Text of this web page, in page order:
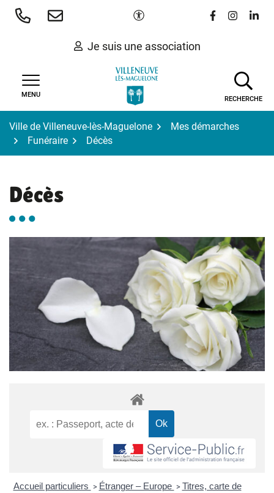
Aller
Paramètres d'accessibilité
Lien vers le
Lien vers
Lien
Je suis une association
MENU
RECHERCHE
Ville de Villeneuve-lès-Maguelone
Mes démarches
Funéraire
Décès
Décès
Accueil particuliers > Étranger – Europe > Titres, carte de